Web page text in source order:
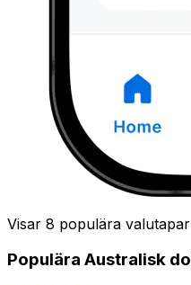
Visar 8 populära valutapar
Populära Australisk